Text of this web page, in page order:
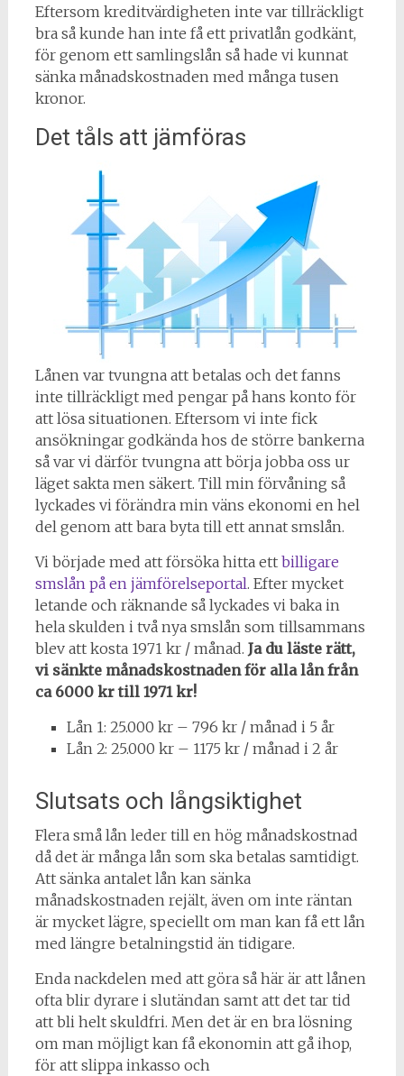
Eftersom kreditvärdigheten inte var tillräckligt
bra så kunde han inte få ett privatlån godkänt,
för genom ett samlingslån så hade vi kunnat
sänka månadskostnaden med många tusen
kronor.
Det tåls att jämföras
Lånen var tvungna att betalas och det fanns
inte tillräckligt med pengar på hans konto för
att lösa situationen. Eftersom vi inte fick
ansökningar godkända hos de större bankerna
så var vi därför tvungna att börja jobba oss ur
läget sakta men säkert. Till min förvåning så
lyckades vi förändra min väns ekonomi en hel
del genom att bara byta till ett annat smslån.
Vi började med att försöka hitta ett billigare
smslån på en jämförelseportal. Efter mycket
letande och räknande så lyckades vi baka in
hela skulden i två nya smslån som tillsammans
blev att kosta 1971 kr / månad. Ja du läste rätt,
vi sänkte månadskostnaden för alla lån från
ca 6000 kr till 1971 kr!
Lån 1: 25.000 kr – 796 kr / månad i 5 år
Lån 2: 25.000 kr – 1175 kr / månad i 2 år
Slutsats och långsiktighet
Flera små lån leder till en hög månadskostnad
då det är många lån som ska betalas samtidigt.
Att sänka antalet lån kan sänka
månadskostnaden rejält, även om inte räntan
är mycket lägre, speciellt om man kan få ett lån
med längre betalningstid än tidigare.
Enda nackdelen med att göra så här är att lånen
ofta blir dyrare i slutändan samt att det tar tid
att bli helt skuldfri. Men det är en bra lösning
om man möjligt kan få ekonomin att gå ihop,
för att slippa inkasso och